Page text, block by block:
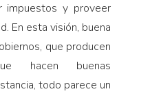
impuestos y proveer
En esta visión, buena
que producen
hacen buenas
todo parece un